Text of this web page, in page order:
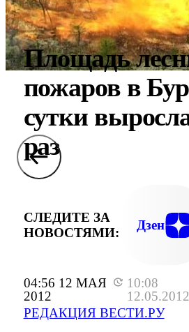
04:56 12 МАЯ
2012
10:08
12.05.2012
РЕДАКЦИЯ ВЕСТИ.РУ
Площадь
пожаров в
сутки
раз
СЛЕДИТЕ ЗА
НОВОСТЯМИ:
Дзен